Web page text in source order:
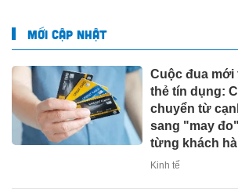
MỚI CẬP NHẬT
Cuộc đua
thẻ tín dụng:
chuyển từ
sang "may
từng khách
Kinh tế